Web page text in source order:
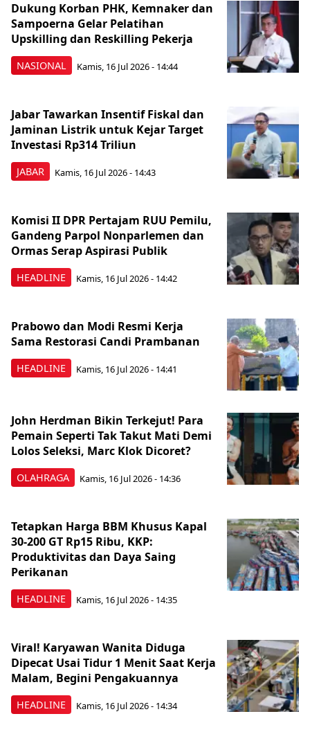
NASIONAL
Dukung Korban PHK, Kemnaker dan
Sampoerna Gelar Pelatihan
Upskilling dan Reskilling Pekerja
Kamis, 16 Jul 2026 - 14:44
JABAR
Jabar Tawarkan Insentif Fiskal dan
Jaminan Listrik untuk Kejar Target
Investasi Rp314 Triliun
Kamis, 16 Jul 2026 - 14:43
HEADLINE
Komisi II DPR Pertajam RUU Pemilu,
Gandeng Parpol Nonparlemen dan
Ormas Serap Aspirasi Publik
Kamis, 16 Jul 2026 - 14:42
HEADLINE
Prabowo dan Modi Resmi Kerja
Sama Restorasi Candi Prambanan
Kamis, 16 Jul 2026 - 14:41
OLAHRAGA
John Herdman Bikin Terkejut! Para
Pemain Seperti Tak Takut Mati Demi
Lolos Seleksi, Marc Klok Dicoret?
Kamis, 16 Jul 2026 - 14:36
HEADLINE
Tetapkan Harga BBM Khusus Kapal
30-200 GT Rp15 Ribu, KKP:
Produktivitas dan Daya Saing
Perikanan
Kamis, 16 Jul 2026 - 14:35
HEADLINE
Viral! Karyawan Wanita Diduga
Dipecat Usai Tidur 1 Menit Saat Kerja
Malam, Begini Pengakuannya
Kamis, 16 Jul 2026 - 14:34